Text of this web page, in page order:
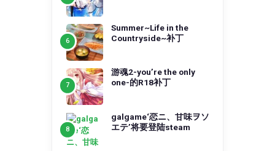
Summer~Life in the
Countryside~补丁
游魂2-you’re the only
one-的R18补丁
galgame‘恋ニ、甘味ヲソ
エテ’将要登陆steam